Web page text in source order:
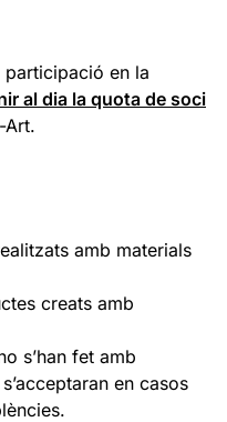
en la
al dia la quota de soci
Art.
amb materials
creats amb
s’han fet amb
en casos